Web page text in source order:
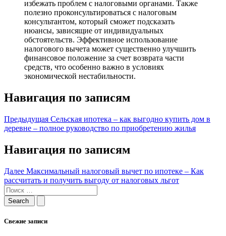
избежать проблем с налоговыми органами. Также
полезно проконсультироваться с налоговым
консультантом, который сможет подсказать
нюансы, зависящие от индивидуальных
обстоятельств. Эффективное использование
налогового вычета может существенно улучшить
финансовое положение за счет возврата части
средств, что особенно важно в условиях
экономической нестабильности.
Навигация по записям
Предыдущая Сельская ипотека – как выгодно купить дом в
деревне – полное руководство по приобретению жилья
Навигация по записям
Далее Максимальный налоговый вычет по ипотеке – Как
рассчитать и получить выгоду от налоговых льгот
Свежие записи